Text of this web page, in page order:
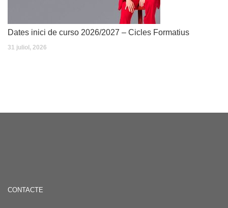
Dates inici de curso 2026/2027 – Cicles Formatius
31 juliol, 2026
CONTACTE